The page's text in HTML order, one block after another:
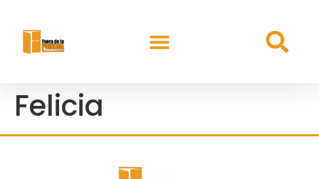
Felicia